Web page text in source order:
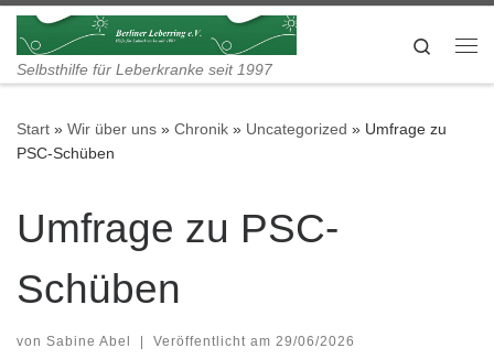
Zum Inhalt springen
Selbsthilfe für Leberkranke seit 1997
Search
Start » Wir über uns » Chronik » Uncategorized » Umfrage zu
PSC-Schüben
Umfrage zu PSC-
Schüben
von Sabine Abel Veröffentlicht am 29/06/2026